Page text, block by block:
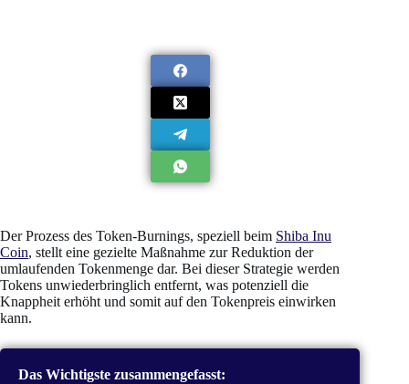
Der Prozess des Token-Burnings, speziell beim Shiba Inu
Coin, stellt eine gezielte Maßnahme zur Reduktion der
umlaufenden Tokenmenge dar. Bei dieser Strategie werden
Tokens unwiederbringlich entfernt, was potenziell die
Knappheit erhöht und somit auf den Tokenpreis einwirken
kann.
Das Wichtigste zusammengefasst: